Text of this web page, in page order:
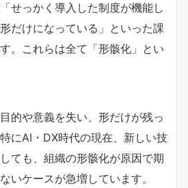
せっかく導入した制度が機能し
だけになっている」といった課
。これらは全て「形骸化」とい
的や意義を失い、形だけが残っ
にAI・DX時代の現在、新しい技
ても、組織の形骸化が原因で期
いケースが急増しています。